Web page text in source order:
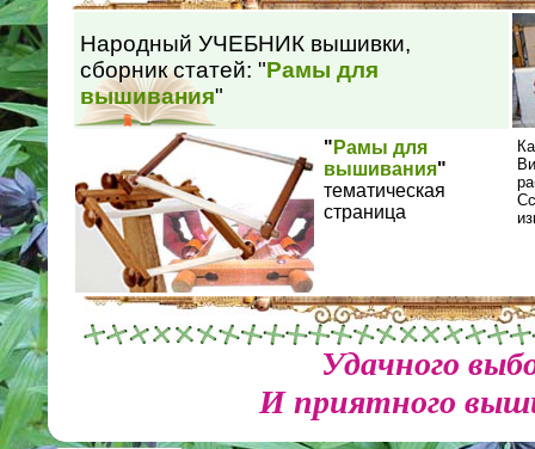
Народный УЧЕБНИК вышивки,
сборник статей: "Рамы для
вышивания"
" Рамы для
вышивания"
тематическая
страница
Удачного
И приятного